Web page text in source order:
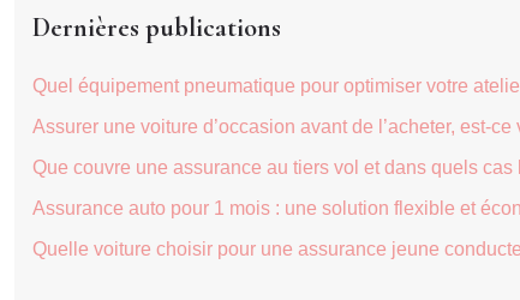
Dernières publications
Quel équipement pneumatique pour optimiser votre
Assurer une voiture d’occasion avant de l’acheter, est-
Que couvre une assurance au tiers vol et dans quels cas
Assurance auto pour 1 mois : une solution flexible et
Quelle voiture choisir pour une assurance jeune